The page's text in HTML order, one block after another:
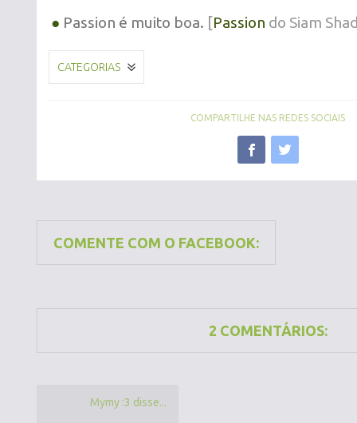
● Passion é muito boa. [Passion do Siam
CATEGORIAS
COMPARTILHE NAS REDES SOCIAIS
COMENTE COM O FACEBOOK:
2 COMENTÁRIOS:
Mymy :3 disse...